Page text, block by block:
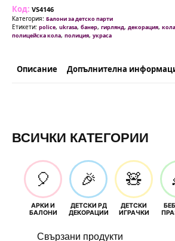
(POLICE)
-
300
см
Код: VS4146
Категория: Балони за детско парти
Етикети: police, ukrasa, банер, гирлянд, декорация, кола
полицейска кола, полиция, украса
Описание Допълнителна
ВСИЧКИ КАТЕГОРИИ
🎈
АРКИ И
БАЛОНИ
🎉
ДЕТСКИ РД
ДЕКОРАЦИИ
🧸
ДЕТСКИ
ИГРАЧКИ
Свързани продукти